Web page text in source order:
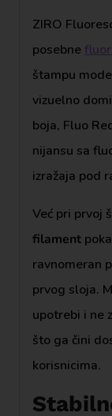
ZIRO
posebne
štampu
vizuelno
boja, Fluo
nijansu sa
izražaja pod
Već pri prvoj
filament
ravnomeran
prvog sloja.
upotrebi i ne
što ga čini
korisnicima.